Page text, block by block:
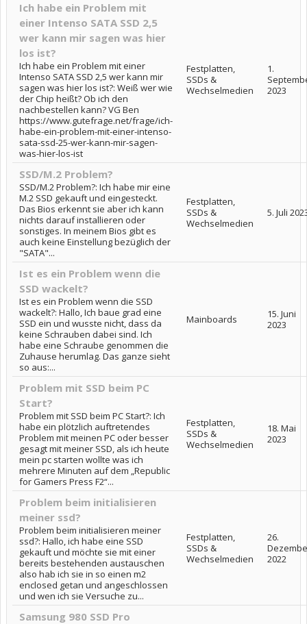
Ich habe ein Problem mit
einer Intenso SATA SSD 2,5
wer kann mir sagen was hier
los ist?
Ich habe ein Problem mit einer
Intenso SATA SSD 2,5 wer kann mir
sagen was hier los ist?: Weiß wer wie
der Chip heißt? Ob ich den
nachbestellen kann? VG Ben
https://www.gutefrage.net/frage/ich-
habe-ein-problem-mit-einer-intenso-
sata-ssd-25-wer-kann-mir-sagen-
was-hier-los-ist
Festplatten,
SSDs &
Wechselmedien
1.
2023
SSD/M.2 Problem?
SSD/M.2 Problem?: Ich habe mir eine
M.2 SSD gekauft und eingesteckt.
Das Bios erkennt sie aber ich kann
nichts darauf installieren oder
sonstiges. In meinem Bios gibt es
auch keine Einstellung bezüglich der
"SATA"...
Festplatten,
SSDs &
Wechselmedien
5. Juli
Ist es ein Problem wenn die
SSD wackelt?
Ist es ein Problem wenn die SSD
wackelt?: Hallo, Ich baue grad eine
SSD ein und wusste nicht, dass da
keine Schrauben dabei sind. Ich
habe eine Schraube genommen die
Zuhause herumlag. Das ganze sieht
so aus:...
Mainboards
15. Juni
2023
Problem mit SSD beim PC
Start?
Problem mit SSD beim PC Start?: Ich
habe ein plötzlich auftretendes
Problem mit meinen PC oder besser
gesagt mit meiner SSD, als ich heute
mein pc starten wollte was ich
mehrere Minuten auf dem „Republic
for Gamers Press F2“...
Festplatten,
SSDs &
Wechselmedien
18. Mai
2023
Problem beim initialisieren
meiner ssd?
Problem beim initialisieren meiner
ssd?: Hallo, ich habe eine SSD
gekauft und möchte sie mit einer
bereits bestehenden austauschen
also hab ich sie in so einen m2
enclosed getan und angeschlossen
und wen ich sie Versuche zu...
Festplatten,
SSDs &
Wechselmedien
26.
2022
Samsung 980 SSD Pro